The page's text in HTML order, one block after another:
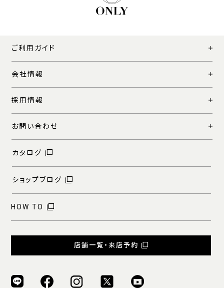
ご利用ガイド
会社情報
採用情報
お問い合わせ
カタログ
ショップブログ
HOW TO
店舗一覧・来店予約